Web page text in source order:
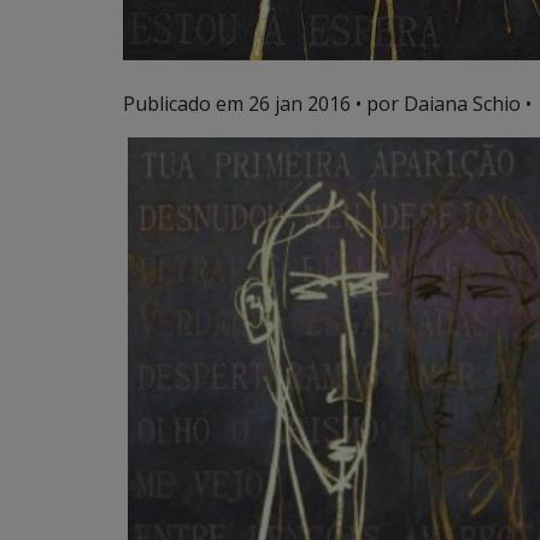
Publicado em 26 jan 2016 • por Daiana Schio •